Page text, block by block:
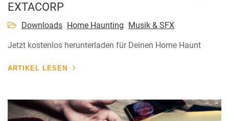
EXTACORP
Downloads Home Haunting Musik & SFX
Jetzt kostenlos herunterladen für Deinen Home Haunt
ARTIKEL LESEN